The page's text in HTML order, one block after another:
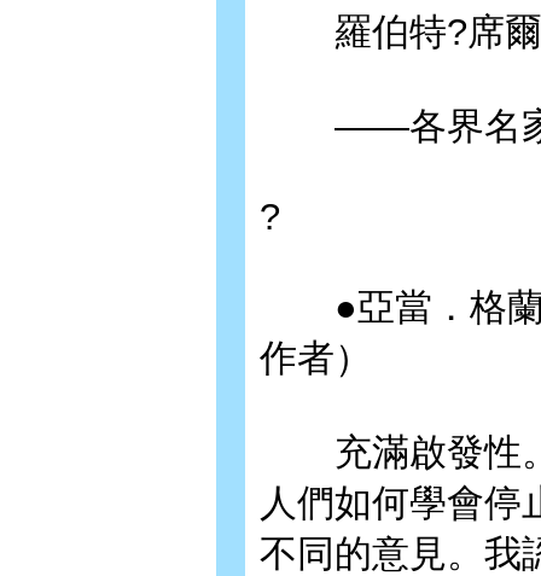
羅伯特?席爾
——各界名家
?
●亞當．格蘭
作者）
充滿啟發性。
人們如何學會停
不同的意見。我